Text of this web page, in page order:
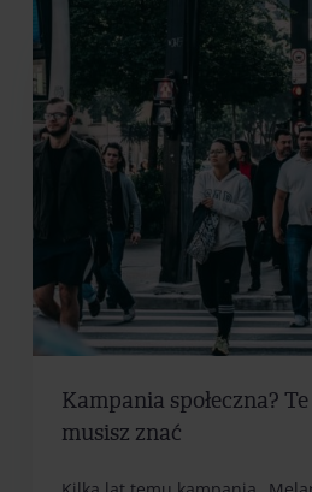
Kampania społeczna?
musisz znać